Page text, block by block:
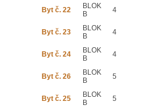
Byt č. 22
BLOK
B
4
Byt č. 23
BLOK
B
4
Byt č. 24
BLOK
B
4
Byt č. 26
BLOK
B
5
Byt č. 25
BLOK
B
5